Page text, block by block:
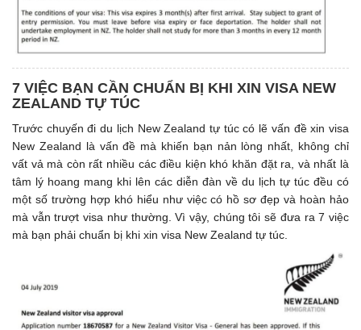
7 VIỆC BẠN CẦN CHUẨN BỊ KHI XIN VISA NEW
ZEALAND TỰ TÚC
Trước chuyến đi du lịch New Zealand tự túc có lẽ vấn đề xin visa
New Zealand là vấn đề mà khiến bạn nản lòng nhất, không chỉ
vất vả mà còn rất nhiều các điều kiện khó khăn đặt ra, và nhất là
tâm lý hoang mang khi lên các diễn đàn về du lịch tự túc đều có
một số trường hợp khó hiểu như việc có hồ sơ đẹp và hoàn hảo
mà vẫn trượt visa như thường. Vì vậy, chúng tôi sẽ đưa ra 7 việc
mà bạn phải chuẩn bị khi xin visa New Zealand tự túc.